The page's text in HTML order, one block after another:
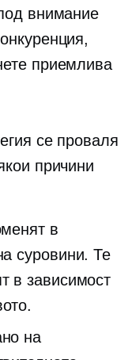
внимание
приемлива
се проваля
причини
в
суровини. Те
в зависимост
на